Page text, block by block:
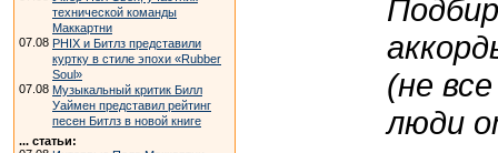
технической команды
Маккартни
07.08 PHIX и Битлз представили
куртку в стиле эпохи «Rubber
Soul»
07.08 Музыкальный критик Билл
Уаймен представил рейтинг
песен Битлз в новой книге
... статьи:
(не
люди